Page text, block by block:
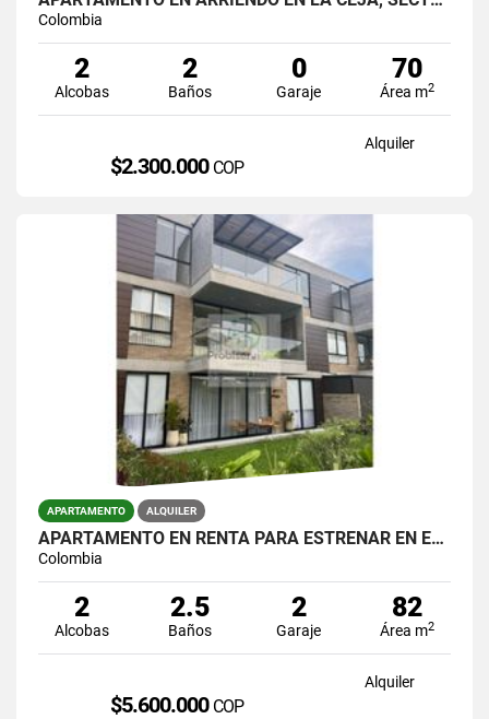
Colombia
2
Alcobas
2
Baños
0
Garaje
70
Área m2
Alquiler
$2.300.000 COP
APARTAMENTO ALQUILER
APARTAMENTO EN RENTA PARA ESTRENAR EN EXCELENTE UNIDAD EN EL RETIRO.
Colombia
2
Alcobas
2.5
Baños
2
Garaje
82
Área m2
Alquiler
$5.600.000 COP